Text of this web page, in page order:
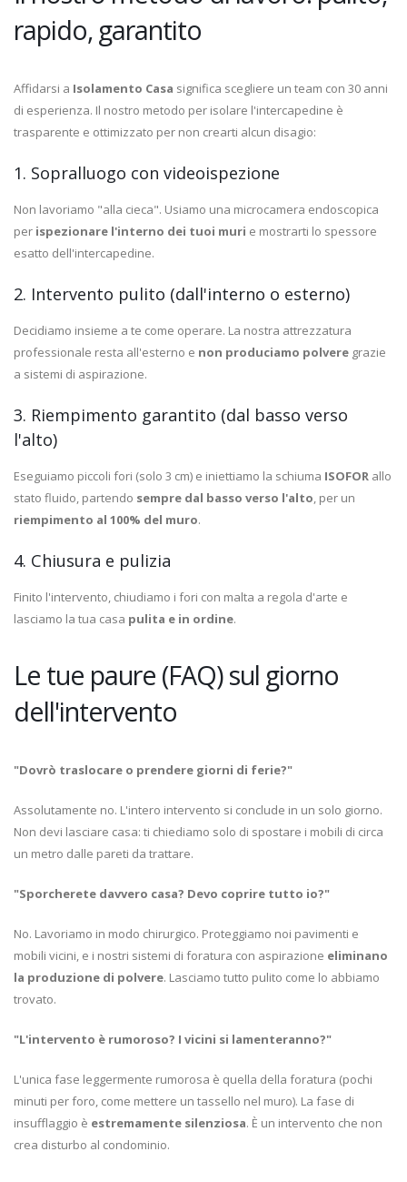
rapido, garantito
Affidarsi a Isolamento Casa significa scegliere un team con 30 anni
di esperienza. Il nostro metodo per isolare l'intercapedine è
trasparente e ottimizzato per non crearti alcun disagio:
1. Sopralluogo con videoispezione
Non lavoriamo "alla cieca". Usiamo una microcamera endoscopica
per ispezionare l'interno dei tuoi muri e mostrarti lo spessore
esatto dell'intercapedine.
2. Intervento pulito (dall'interno o esterno)
Decidiamo insieme a te come operare. La nostra attrezzatura
professionale resta all'esterno e non produciamo polvere grazie
a sistemi di aspirazione.
3. Riempimento garantito (dal basso verso
l'alto)
Eseguiamo piccoli fori (solo 3 cm) e iniettiamo la schiuma ISOFOR allo
stato fluido, partendo sempre dal basso verso l'alto, per un
riempimento al 100% del muro.
4. Chiusura e pulizia
Finito l'intervento, chiudiamo i fori con malta a regola d'arte e
lasciamo la tua casa pulita e in ordine.
Le tue paure (FAQ) sul giorno
dell'intervento
"Dovrò traslocare o prendere giorni di ferie?"
Assolutamente no. L'intero intervento si conclude in un solo giorno.
Non devi lasciare casa: ti chiediamo solo di spostare i mobili di circa
un metro dalle pareti da trattare.
"Sporcherete davvero casa? Devo coprire tutto io?"
No. Lavoriamo in modo chirurgico. Proteggiamo noi pavimenti e
mobili vicini, e i nostri sistemi di foratura con aspirazione eliminano
la produzione di polvere. Lasciamo tutto pulito come lo abbiamo
trovato.
"L'intervento è rumoroso? I vicini si lamenteranno?"
L'unica fase leggermente rumorosa è quella della foratura (pochi
minuti per foro, come mettere un tassello nel muro). La fase di
insufflaggio è estremamente silenziosa. È un intervento che non
crea disturbo al condominio.